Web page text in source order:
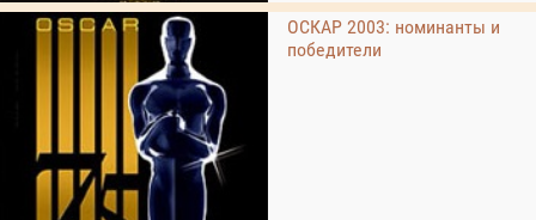
ОСКАР 2003: номинанты и
победители